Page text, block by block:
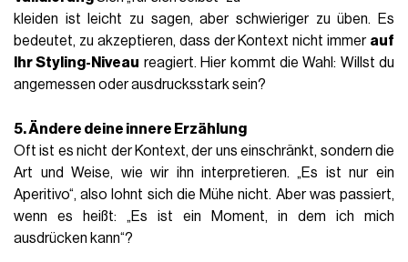
kleiden ist leicht zu sagen, aber schwieriger zu üben. Es
bedeutet, zu akzeptieren, dass der Kontext nicht immer auf
Ihr Styling-Niveau reagiert. Hier kommt die Wahl: Willst du
angemessen oder ausdrucksstark sein?
5. Ändere deine innere Erzählung
Oft ist es nicht der Kontext, der uns einschränkt, sondern die
Art und Weise, wie wir ihn interpretieren. „Es ist nur ein
Aperitivo“, also lohnt sich die Mühe nicht. Aber was passiert,
wenn es heißt: „Es ist ein Moment, in dem ich mich
ausdrücken kann“?